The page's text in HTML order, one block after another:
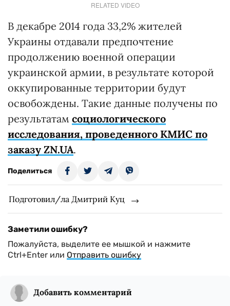
RELATED VIDEO
В декабре 2014 года 33,2% жителей
Украины отдавали предпочтение
продолжению военной операции
украинской армии, в результате которой
оккупированные территории будут
освобождены. Такие данные получены по
результатам социологического
исследования, проведенного КМИС по
заказу ZN.UA.
Поделиться
Подготовил/ла Дмитрий Куц
Заметили ошибку?
Пожалуйста, выделите ее мышкой и нажмите
Ctrl+Enter или Отправить ошибку
Добавить комментарий